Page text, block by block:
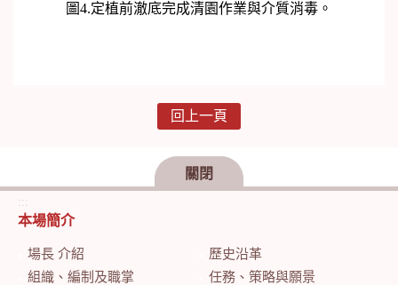
圖4.定植前澈底完成清園作業與介質消毒。
回上一頁
關閉
:::
本場簡介
場長 介紹
歷史沿革
組織、編制及職掌
任務、策略與願景